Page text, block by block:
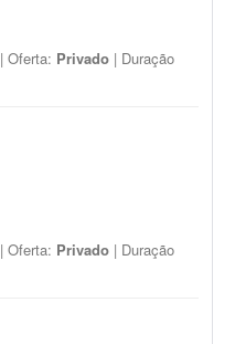
| Oferta: Privado | Duração
| Oferta: Privado | Duração